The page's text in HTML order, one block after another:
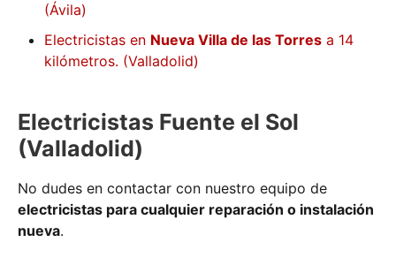
(Ávila)
Electricistas en Nueva Villa de las Torres a 14
kilómetros. (Valladolid)
Electricistas Fuente el Sol
(Valladolid)
No dudes en contactar con nuestro equipo de
electricistas para cualquier reparación o instalación
nueva.